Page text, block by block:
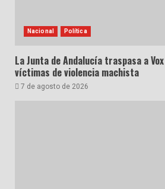
Nacional Política
La Junta de Andalucía traspasa a
víctimas de violencia machista
7 de agosto de 2026